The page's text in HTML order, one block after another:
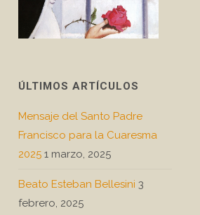
ÚLTIMOS ARTÍCULOS
Mensaje del Santo Padre
Francisco para la Cuaresma
2025 1 marzo, 2025
Beato Esteban Bellesini 3
febrero, 2025